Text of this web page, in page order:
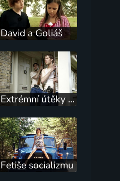
David a Goliáš
Extrémní útěky z vězení
Fetiše socializmu